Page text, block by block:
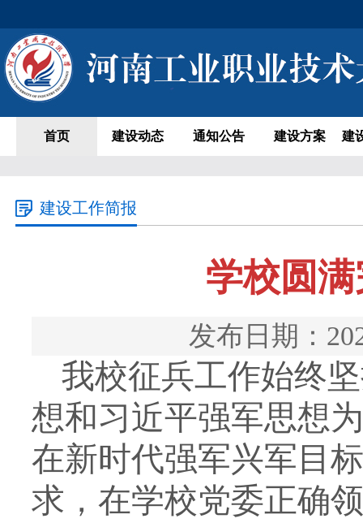
首页 建设动态 通知公告 建设方案 建
建设工作简报
学校圆
发布日期：
我校征兵工作始终
想和习近平强军思想
在新时代强军兴军目
求，在学校党委正确